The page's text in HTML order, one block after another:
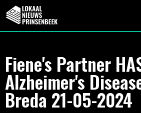
Fiene's Partner
Alzheimer's
Breda 21-05-2024